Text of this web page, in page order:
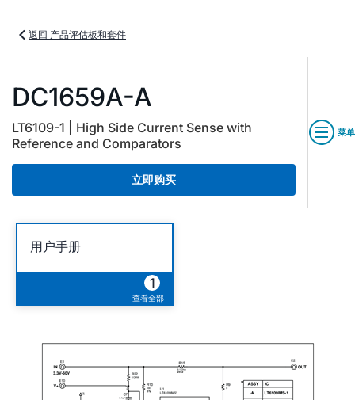
返回 产品评估板和套件
DC1659A-A
LT6109-1 | High Side Current Sense with
Reference and Comparators
立即购买
菜单
用户手册
1
查看全部